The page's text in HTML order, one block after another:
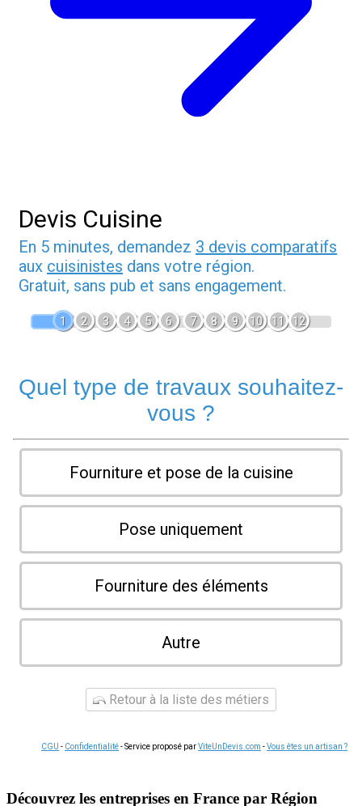
Devis Cuisine
En 5 minutes, demandez 3 devis comparatifs
aux cuisinistes dans votre région.
Gratuit, sans pub et sans engagement.
1 2 3 4 5 6 7 8 9 10 11 12
Quel type de travaux souhaitez-
vous ?
Fourniture et pose de la cuisine
Pose uniquement
Fourniture des éléments
Autre
Retour à la liste des métiers
CGU - Confidentialité- Service proposé parViteUnDevis.com -Vous êtes un artisan ?
Découvrez les entreprises en France par Région